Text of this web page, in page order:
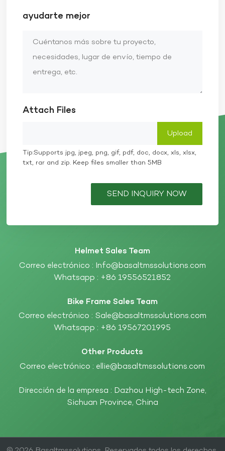
ayudarte mejor
Attach Files
Tip:Supports jpg, jpeg, png, gif, pdf, doc, docx, xls, xlsx,
txt, rar and zip. Keep files smaller than 5MB
SEND INQUIRY NOW
Helmet Sales Team
Correo electrónico : Info@basaltmssolutions.com
Whatsapp : +86 19556521852
Bike Frame Sales Team
Correo electrónico : Sale@basaltmssolutions.com
Whatsapp : +86 19567201995
Other Products
Correo electrónico : ellie@basaltmssolutions.com
Dirección de la empresa : Dazhou High-tech Zone,
Sichuan Province, China